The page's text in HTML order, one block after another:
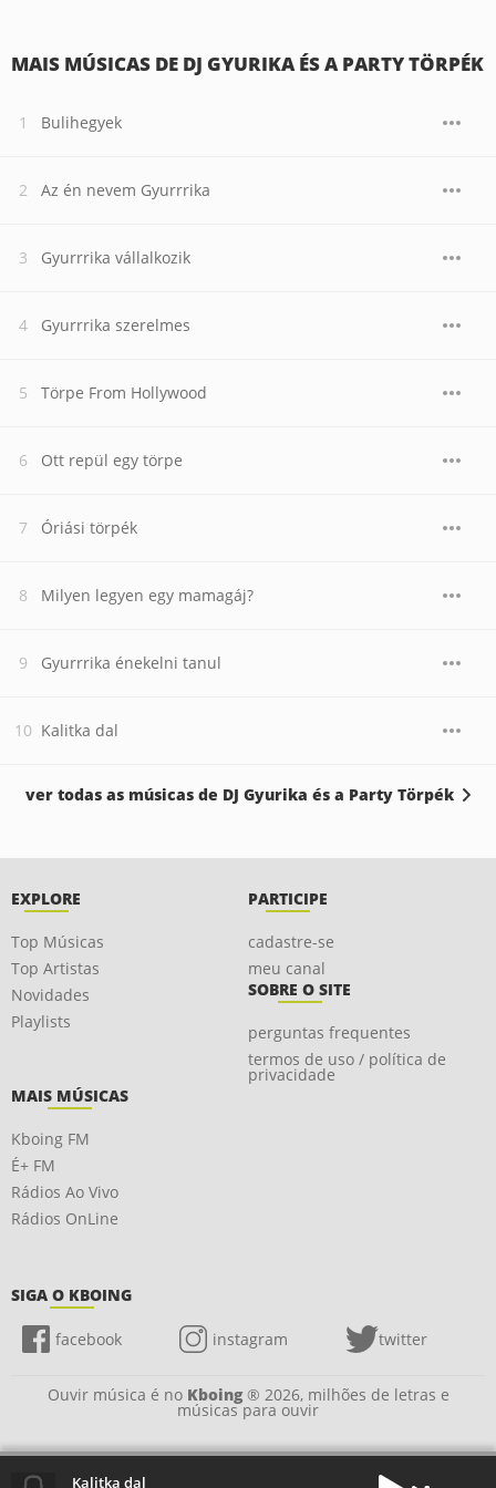
MAIS MÚSICAS DE DJ GYURIKA ÉS A PARTY TÖRPÉK
Bulihegyek
Az én nevem Gyurrrika
Gyurrrika vállalkozik
Gyurrrika szerelmes
Törpe From Hollywood
Ott repül egy törpe
Óriási törpék
Milyen legyen egy mamagáj?
Gyurrrika énekelni tanul
Kalitka dal
ver todas as músicas de DJ Gyurika és a Party Törpék
EXPLORE
Top Músicas
Top Artistas
Novidades
Playlists
PARTICIPE
cadastre-se
meu canal
SOBRE O SITE
perguntas frequentes
termos de uso / política de
privacidade
MAIS MÚSICAS
Kboing FM
É+ FM
Rádios Ao Vivo
Rádios OnLine
SIGA O KBOING
facebook instagram twitter
Ouvir música é no Kboing® 2026, milhões de letras e
músicas para ouvir
Kalitka dal